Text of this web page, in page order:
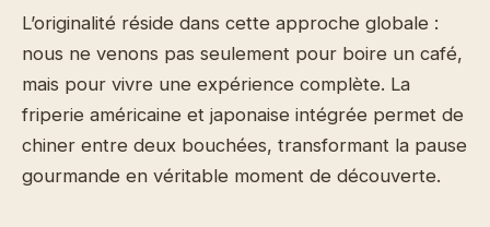
L’originalité réside dans cette approche globale :
nous ne venons pas seulement pour boire un café,
mais pour vivre une expérience complète. La
friperie américaine et japonaise intégrée permet de
chiner entre deux bouchées, transformant la pause
gourmande en véritable moment de découverte.